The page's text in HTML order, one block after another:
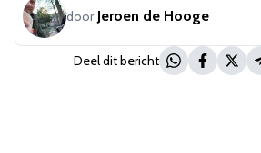
door Jeroen de Hooge
Deel dit bericht